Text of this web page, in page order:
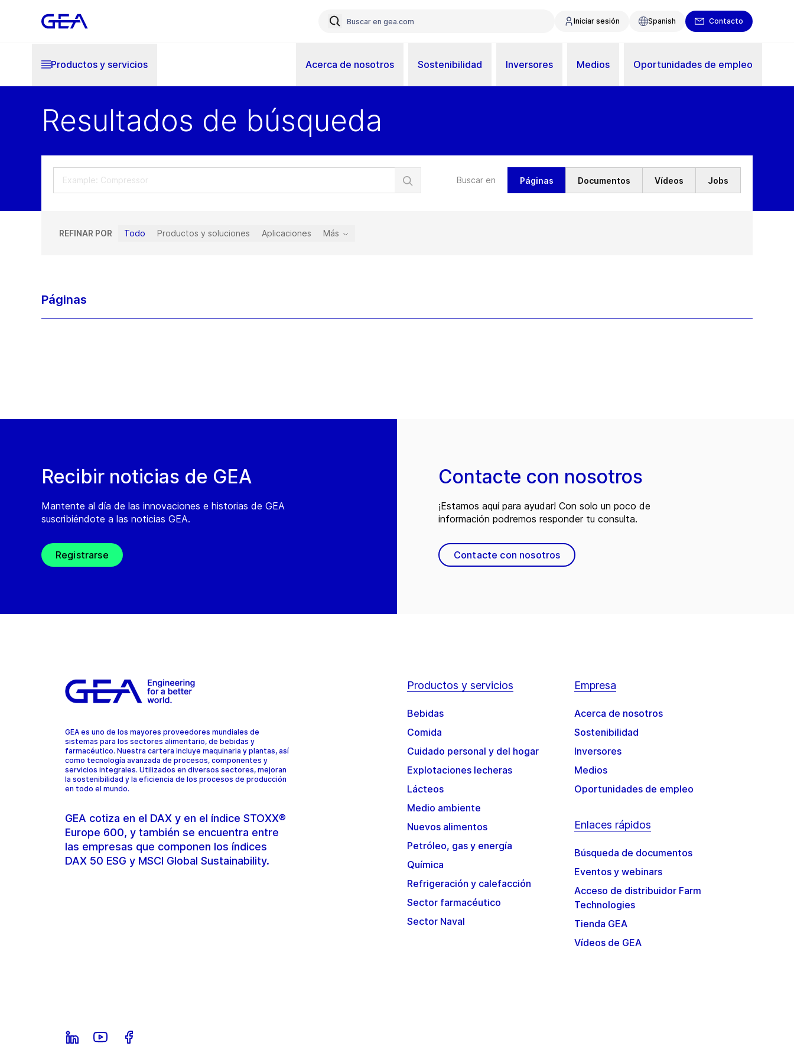
Iniciar sesión Spanish Contacto
Productos y servicios Acerca de nosotros Sostenibilidad Inversores Medios Oportunidades de empleo
Resultados de búsqueda
Buscar en Páginas Documentos Vídeos Jobs
REFINAR POR Todo Productos y soluciones Aplicaciones Más
Páginas
Recibir noticias de GEA
Mantente al día de las innovaciones e historias de GEA
suscribiéndote a las noticias GEA.
Registrarse
Contacte con nosotros
¡Estamos aquí para ayudar! Con solo un poco de
información podremos responder tu consulta.
Contacte con nosotros
GEA es uno de los mayores proveedores mundiales de
sistemas para los sectores alimentario, de bebidas y
farmacéutico. Nuestra cartera incluye maquinaria y plantas, así
como tecnología avanzada de procesos, componentes y
servicios integrales. Utilizados en diversos sectores, mejoran
la sostenibilidad y la eficiencia de los procesos de producción
en todo el mundo.
GEA cotiza en el DAX y en el índice STOXX®
Europe 600, y también se encuentra entre
las empresas que componen los índices
DAX 50 ESG y MSCI Global Sustainability.
Productos y servicios
Bebidas
Comida
Cuidado personal y del hogar
Explotaciones lecheras
Lácteos
Medio ambiente
Nuevos alimentos
Petróleo, gas y energía
Química
Refrigeración y calefacción
Sector farmacéutico
Sector Naval
Empresa
Acerca de nosotros
Sostenibilidad
Inversores
Medios
Oportunidades de empleo
Enlaces rápidos
Búsqueda de documentos
Eventos y webinars
Acceso de distribuidor Farm
Technologies
Tienda GEA
Vídeos de GEA